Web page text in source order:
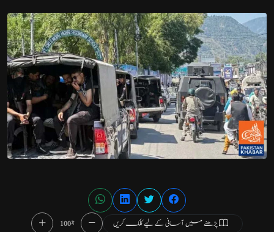
پڑھنے میں آسانی کے لیے کلک کریں 100%